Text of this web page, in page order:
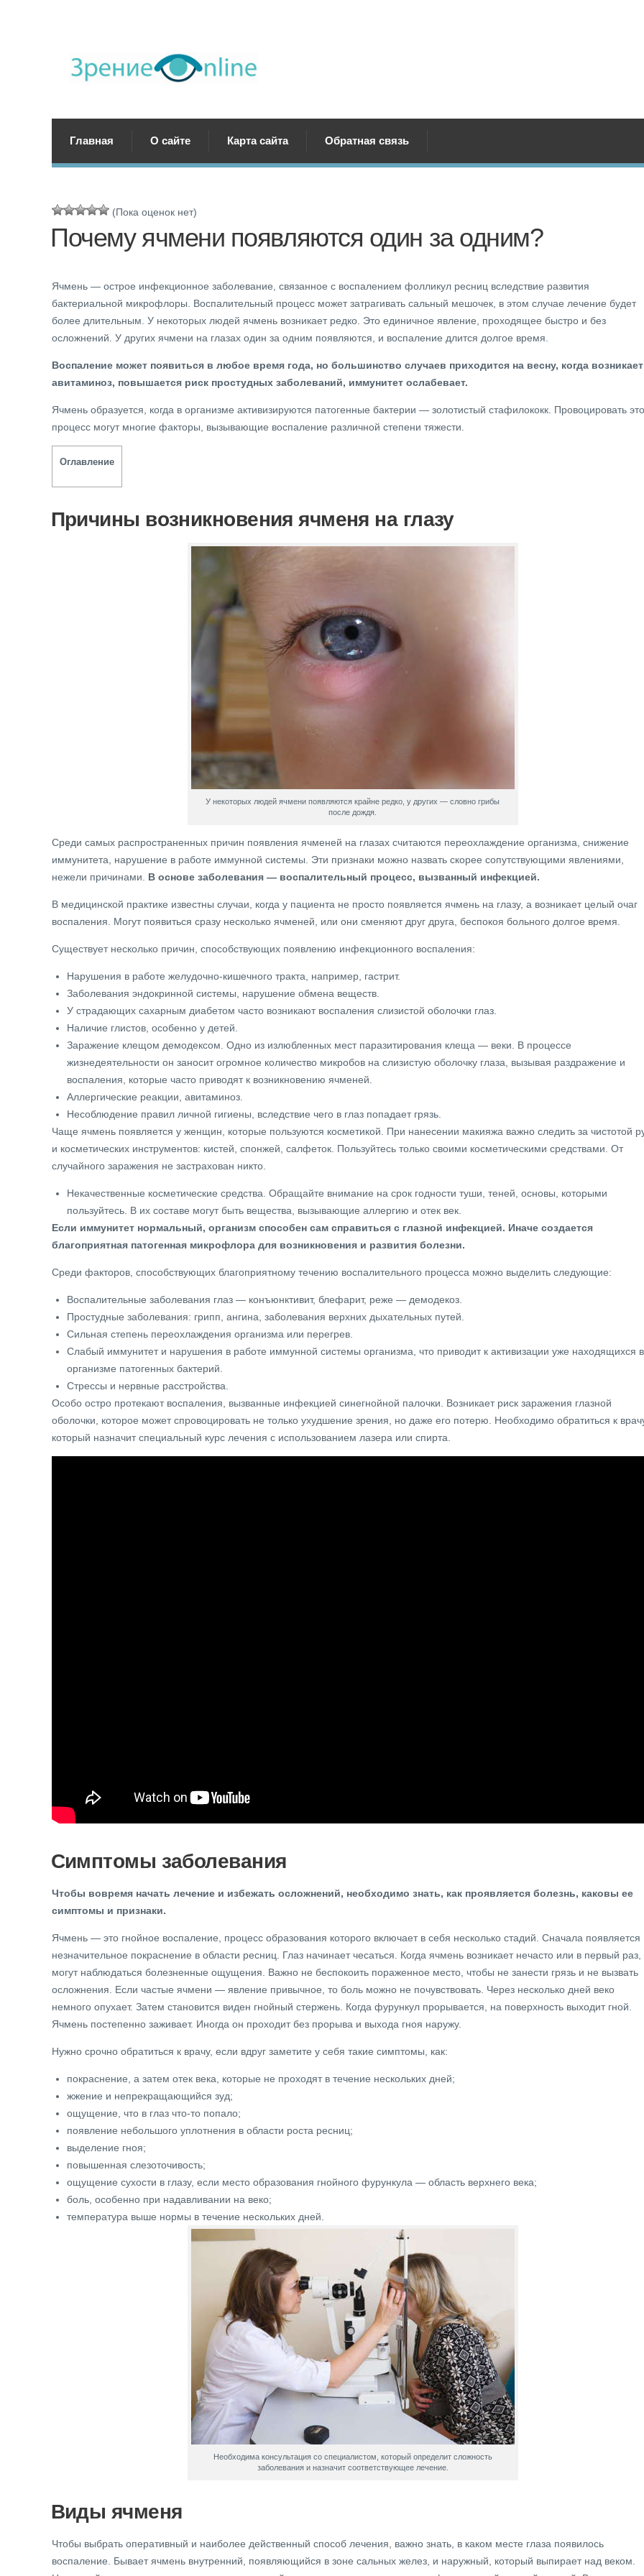
Главная О сайте Карта сайта Обратная связь
(Пока оценок нет)
Почему ячмени появляются один за одним?
Ячмень — острое инфекционное заболевание, связанное с воспалением фолликул ресниц вследствие развития
бактериальной микрофлоры. Воспалительный процесс может затрагивать сальный мешочек, в этом случае лечение будет
более длительным. У некоторых людей ячмень возникает редко. Это единичное явление, проходящее быстро и без
осложнений. У других ячмени на глазах один за одним появляются, и воспаление длится долгое время.
Воспаление может появиться в любое время года, но большинство случаев приходится на весну, когда возникает
авитаминоз, повышается риск простудных заболеваний, иммунитет ослабевает.
Ячмень образуется, когда в организме активизируются патогенные бактерии — золотистый стафилококк. Провоцировать
процесс могут многие факторы, вызывающие воспаление различной степени тяжести.
Оглавление
Причины возникновения ячменя на глазу
У некоторых людей ячмени появляются крайне редко, у других — словно грибы
после дождя.
Среди самых распространенных причин появления ячменей на глазах считаются переохлаждение организма, снижение
иммунитета, нарушение в работе иммунной системы. Эти признаки можно назвать скорее сопутствующими явлениями,
нежели причинами. В основе заболевания — воспалительный процесс, вызванный инфекцией.
В медицинской практике известны случаи, когда у пациента не просто появляется ячмень на глазу, а возникает целый очаг
воспаления. Могут появиться сразу несколько ячменей, или они сменяют друг друга, беспокоя больного долгое время.
Существует несколько причин, способствующих появлению инфекционного воспаления:
Нарушения в работе желудочно-кишечного тракта, например, гастрит.
Заболевания эндокринной системы, нарушение обмена веществ.
У страдающих сахарным диабетом часто возникают воспаления слизистой оболочки глаз.
Наличие глистов, особенно у детей.
Заражение клещом демодексом. Одно из излюбленных мест паразитирования клеща — веки. В процессе
жизнедеятельности он заносит огромное количество микробов на слизистую оболочку глаза, вызывая раздражение и
воспаления, которые часто приводят к возникновению ячменей.
Аллергические реакции, авитаминоз.
Несоблюдение правил личной гигиены, вследствие чего в глаз попадает грязь.
Чаще ячмень появляется у женщин, которые пользуются косметикой. При нанесении макияжа важно следить за чистотой
и косметических инструментов: кистей, спонжей, салфеток. Пользуйтесь только своими косметическими средствами. От
случайного заражения не застрахован никто.
Некачественные косметические средства. Обращайте внимание на срок годности туши, теней, основы, которыми
пользуйтесь. В их составе могут быть вещества, вызывающие аллергию и отек век.
Если иммунитет нормальный, организм способен сам справиться с глазной инфекцией. Иначе создается
благоприятная патогенная микрофлора для возникновения и развития болезни.
Среди факторов, способствующих благоприятному течению воспалительного процесса можно выделить следующие:
Воспалительные заболевания глаз — конъюнктивит, блефарит, реже — демодекоз.
Простудные заболевания: грипп, ангина, заболевания верхних дыхательных путей.
Сильная степень переохлаждения организма или перегрев.
Слабый иммунитет и нарушения в работе иммунной системы организма, что приводит к активизации уже находящихся в
организме патогенных бактерий.
Стрессы и нервные расстройства.
Особо остро протекают воспаления, вызванные инфекцией синегнойной палочки. Возникает риск заражения глазной
оболочки, которое может спровоцировать не только ухудшение зрения, но даже его потерю. Необходимо обратиться к
который назначит специальный курс лечения с использованием лазера или спирта.
Симптомы заболевания
Чтобы вовремя начать лечение и избежать осложнений, необходимо знать, как проявляется болезнь, каковы ее
симптомы и признаки.
Ячмень — это гнойное воспаление, процесс образования которого включает в себя несколько стадий. Сначала появляется
незначительное покраснение в области ресниц. Глаз начинает чесаться. Когда ячмень возникает нечасто или в первый раз,
могут наблюдаться болезненные ощущения. Важно не беспокоить пораженное место, чтобы не занести грязь и не вызвать
осложнения. Если частые ячмени — явление привычное, то боль можно не почувствовать. Через несколько дней веко
немного опухает. Затем становится виден гнойный стержень. Когда фурункул прорывается, на поверхность выходит гной.
Ячмень постепенно заживает. Иногда он проходит без прорыва и выхода гноя наружу.
Нужно срочно обратиться к врачу, если вдруг заметите у себя такие симптомы, как:
покраснение, а затем отек века, которые не проходят в течение нескольких дней;
жжение и непрекращающийся зуд;
ощущение, что в глаз что-то попало;
появление небольшого уплотнения в области роста ресниц;
выделение гноя;
повышенная слезоточивость;
ощущение сухости в глазу, если место образования гнойного фурункула — область верхнего века;
боль, особенно при надавливании на веко;
температура выше нормы в течение нескольких дней.
Необходима консультация со специалистом, который определит сложность
заболевания и назначит соответствующее лечение.
Виды ячменя
Чтобы выбрать оперативный и наиболее действенный способ лечения, важно знать, в каком месте глаза появилось
воспаление. Бывает ячмень внутренний, появляющийся в зоне сальных желез, и наружный, который выпирает над веком.